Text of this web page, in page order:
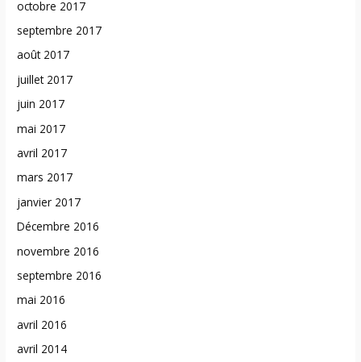
octobre 2017
septembre 2017
août 2017
juillet 2017
juin 2017
mai 2017
avril 2017
mars 2017
janvier 2017
Décembre 2016
novembre 2016
septembre 2016
mai 2016
avril 2016
avril 2014